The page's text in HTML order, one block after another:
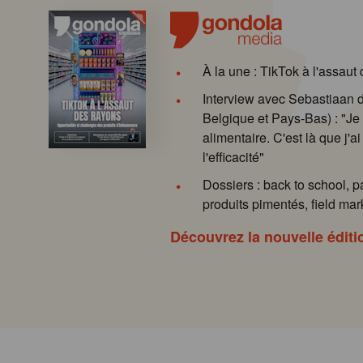
À la une : TikTok à l'assaut
Interview avec Sebastiaan
Belgique et Pays-Bas) :
alimentaire. C'est là que
l'efficacité"
Dossiers : back to school,
produits pimentés, field
Découvrez la nouvelle